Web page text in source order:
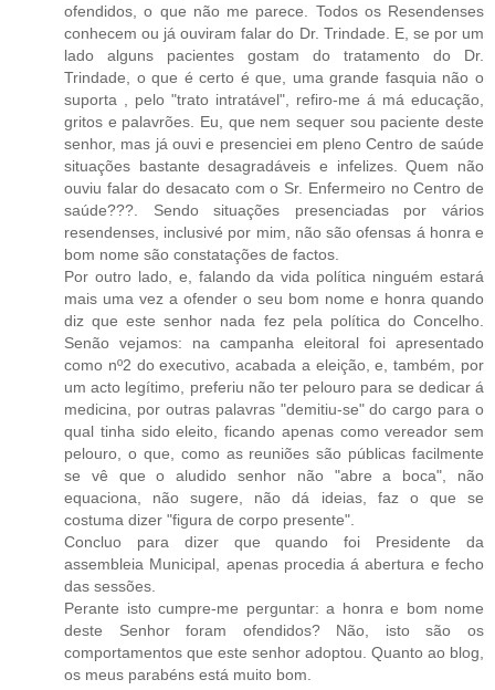
ofendidos, o que não me parece. Todos os Resendenses
conhecem ou já ouviram falar do Dr. Trindade. E, se por um
lado alguns pacientes gostam do tratamento do Dr.
Trindade, o que é certo é que, uma grande fasquia não o
suporta , pelo "trato intratável", refiro-me á má educação,
gritos e palavrões. Eu, que nem sequer sou paciente deste
senhor, mas já ouvi e presenciei em pleno Centro de saúde
situações bastante desagradáveis e infelizes. Quem não
ouviu falar do desacato com o Sr. Enfermeiro no Centro de
saúde???. Sendo situações presenciadas por vários
resendenses, inclusivé por mim, não são ofensas á honra e
bom nome são constatações de factos.
Por outro lado, e, falando da vida política ninguém estará
mais uma vez a ofender o seu bom nome e honra quando
diz que este senhor nada fez pela política do Concelho.
Senão vejamos: na campanha eleitoral foi apresentado
como nº2 do executivo, acabada a eleição, e, também, por
um acto legítimo, preferiu não ter pelouro para se dedicar á
medicina, por outras palavras "demitiu-se" do cargo para o
qual tinha sido eleito, ficando apenas como vereador sem
pelouro, o que, como as reuniões são públicas facilmente
se vê que o aludido senhor não "abre a boca", não
equaciona, não sugere, não dá ideias, faz o que se
costuma dizer "figura de corpo presente".
Concluo para dizer que quando foi Presidente da
assembleia Municipal, apenas procedia á abertura e fecho
das sessões.
Perante isto cumpre-me perguntar: a honra e bom nome
deste Senhor foram ofendidos? Não, isto são os
comportamentos que este senhor adoptou. Quanto ao blog,
os meus parabéns está muito bom.